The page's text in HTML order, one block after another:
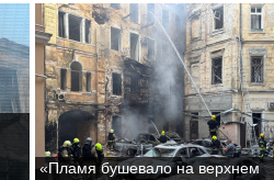
«Пламя бушевало на верхнем